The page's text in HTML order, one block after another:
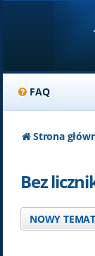
FAQ
Strona
Bez
NOWY TEMAT